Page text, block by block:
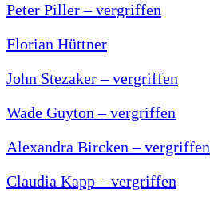
Peter Piller – vergriffen
Florian Hüttner
John Stezaker – vergriffen
Wade Guyton – vergriffen
Alexandra Bircken – vergriffen
Claudia Kapp – vergriffen